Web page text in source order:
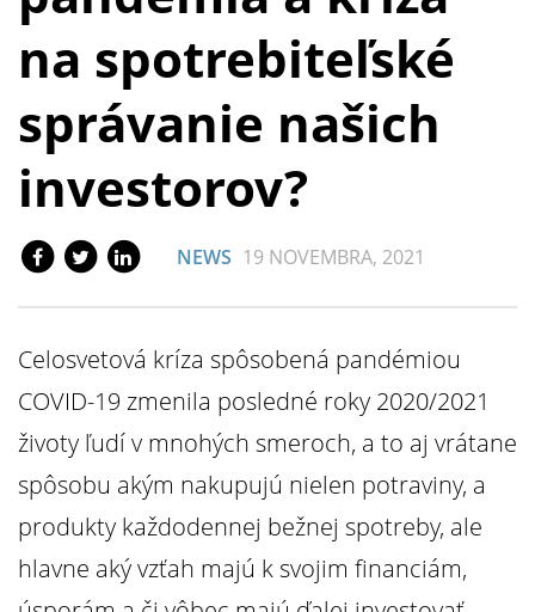
na spotrebiteľské
správanie našich
investorov?
NEWS 19 NOVEMBRA, 2021
Celosvetová kríza spôsobená pandémiou
COVID-19 zmenila posledné roky 2020/2021
životy ľudí v mnohých smeroch, a to aj vrátane
spôsobu akým nakupujú nielen potraviny, a
produkty každodennej bežnej spotreby, ale
hlavne aký vzťah majú k svojim financiám,